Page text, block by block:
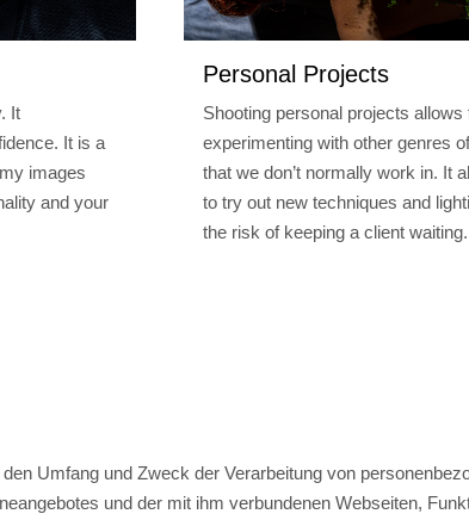
It
It is a
images
and your
Personal Projects
Shooting personal projects allows
experimenting with other genres
that we don’t normally work in. It
to try out new techniques and
the risk of keeping a client waiting.
Umfang und Zweck der Verarbeitung von
und der mit ihm verbundenen Webseiten,